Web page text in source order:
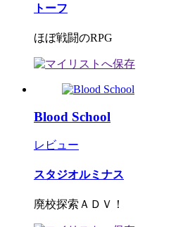
トーフ
ほぼ戦闘のRPG
Blood School
レビュー
スタジオルミナス
廃校探索ＡＤＶ！